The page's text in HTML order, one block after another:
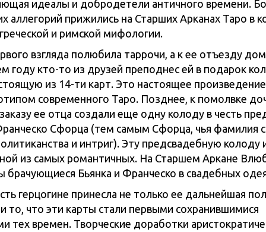
идеалы и добродетели античного времени.
аллегорий прижились на Старших Арканах Таро в
и римской мифологии.
взгляда полюбила таррочи, а к ее отъезду
году кто-то из друзей преподнес ей в подарок
из 14-ти карт. Это настоящее произведение
современного Таро. Позднее, к помолвке
ее отца создали еще одну колоду в честь
Сфорца (тем самым Сфорца, чья фамилия
и интриг). Эту предсвадебную колоду
из самых романтичных. На Старшем Аркане
брачующиеся Бьянка и Франческо в свадебных
герцогине принесла не только ее дальнейшая
то, что эти карты стали первыми сохранившимися
тех времен. Творческие доработки